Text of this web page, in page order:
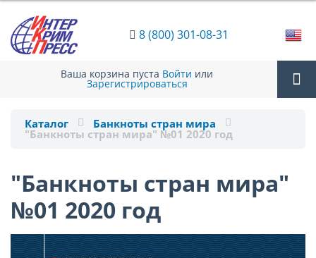
8 (800) 301-08-31
Ваша корзина пуста Войти или
Зарегистрироваться
Каталог Банкноты стран мира
"Банкноты стран мира" №01 2020 год
"Банкноты стран мира"
№01 2020 год